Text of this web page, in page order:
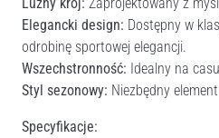
Elegancki design: Dostępny w
odrobinę sportowej elegancji.
Wszechstronność: Idealny na
Styl sezonowy: Niezbędny
Specyfikacje: